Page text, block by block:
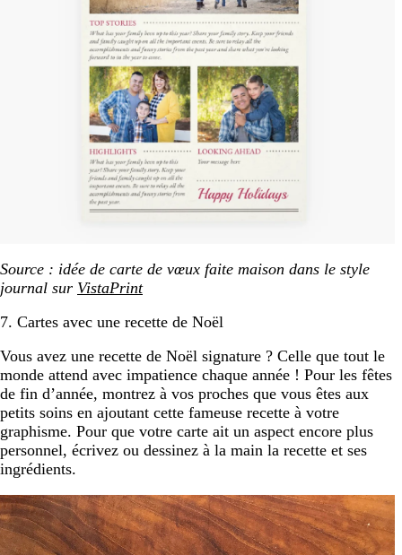
Source : idée de carte de vœux faite maison dans le style
journal sur VistaPrint
7. Cartes avec une recette de Noël
Vous avez une recette de Noël signature ? Celle que tout le
monde attend avec impatience chaque année ! Pour les fêtes
de fin d’année, montrez à vos proches que vous êtes aux
petits soins en ajoutant cette fameuse recette à votre
graphisme. Pour que votre carte ait un aspect encore plus
personnel, écrivez ou dessinez à la main la recette et ses
ingrédients.